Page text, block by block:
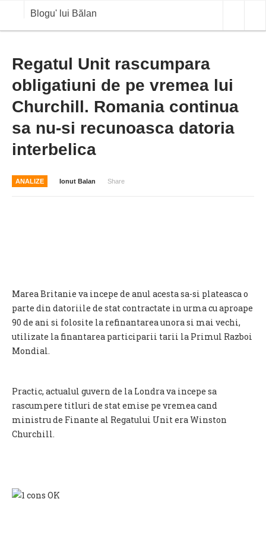
Blogu' lui Bălan
ANALIZE
BLOG IN DIALOG
STIRI
CURS VALUTAR IN TIMP REAL
COMMODITIES
Regatul Unit rascumpara
obligatiuni de pe vremea lui
Churchill. Romania continua
sa nu-si recunoasca datoria
interbelica
ANALIZE Ionut Balan Share
Marea Britanie va incepe de anul acesta sa-si plateasca o
parte din datoriile de stat contractate in urma cu aproape
90 de ani si folosite la refinantarea unora si mai vechi,
utilizate la finantarea participarii tarii la Primul Razboi
Mondial.
Practic, actualul guvern de la Londra va incepe sa
rascumpere titluri de stat emise pe vremea cand
ministru de Finante al Regatului Unit era Winston
Churchill.